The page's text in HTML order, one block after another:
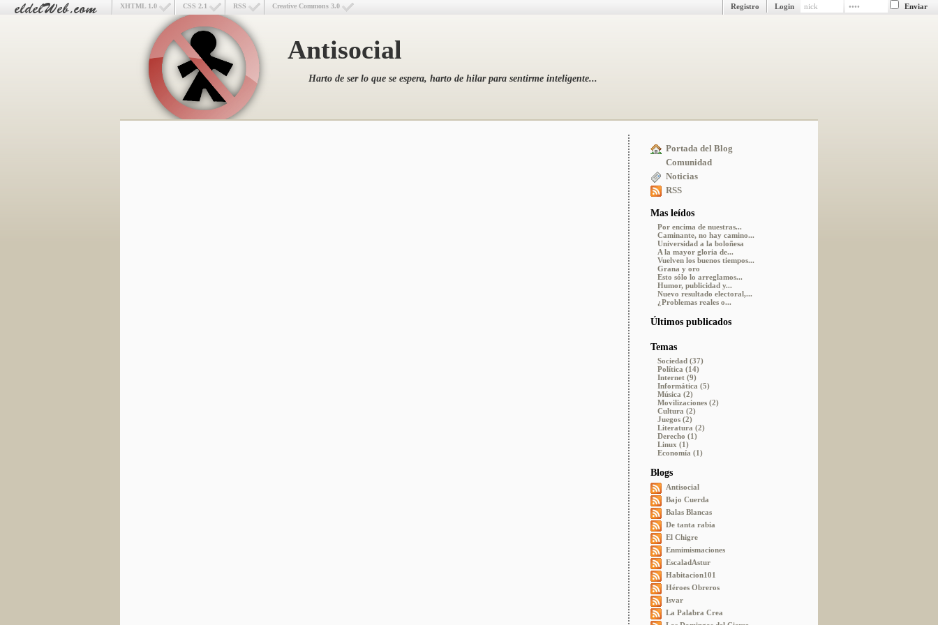
Creative Commons 3.0
RSS
CSS 2.1
XHTML 1.0 Login
Registro
Antisocial
Harto de ser lo que se espera, harto de hilar para sentirme inteligente...
Portada del Blog
Comunidad
Noticias
RSS
Mas leídos
Por encima de nuestras...
Caminante, no hay camino...
Universidad a la boloñesa
A la mayor gloria de...
Vuelven los buenos tiempos...
Grana y oro
Esto sólo lo arreglamos...
Humor, publicidad y...
Nuevo resultado electoral,...
¿Problemas reales o...
Últimos publicados
Temas
Sociedad (37)
Política (14)
Internet (9)
Informática (5)
Música (2)
Movilizaciones (2)
Cultura (2)
Juegos (2)
Literatura (2)
Derecho (1)
Linux (1)
Economía (1)
Blogs
Antisocial
Bajo Cuerda
Balas Blancas
De tanta rabia
El Chigre
Enmimismaciones
EscaladAstur
Habitacion101
Héroes Obreros
Isvar
La Palabra Crea